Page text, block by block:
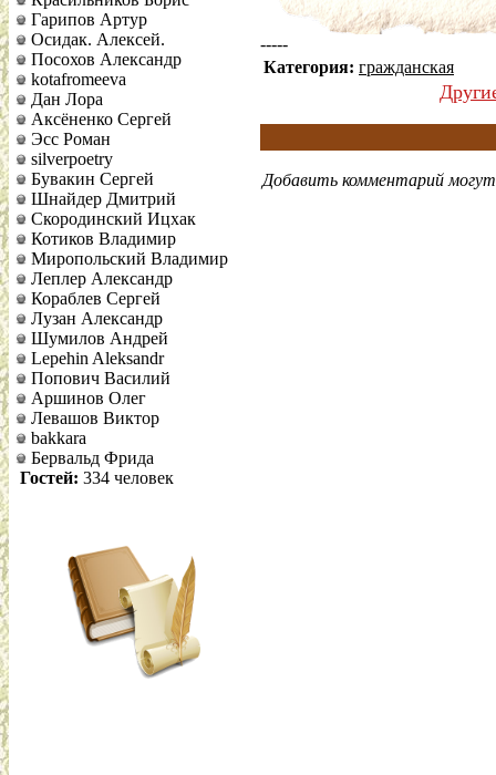
Гарипов Артур
Осидак. Алексей.
Посохов Александр
kotafromeeva
Дан Лора
Аксёненко Сергей
Эсс Роман
silverpoetry
Бувакин Сергей
Шнайдер Дмитрий
Скородинский Ицхак
Котиков Владимир
Миропольский Владимир
Леплер Александр
Кораблев Сергей
Лузан Александр
Шумилов Андрей
Lepehin Aleksandr
Попович Василий
Аршинов Олег
Левашов Виктор
bakkara
Бервальд Фрида
Гостей: 334 человек
-----
Категория: гражданская
Добавить комментарий